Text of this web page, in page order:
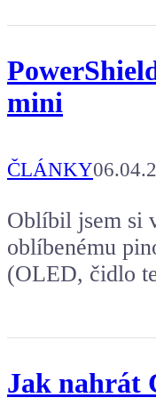
mini
ČLÁNKY
Oblíbil jsem si
oblíbenému
(OLED, čidlo
Jak nahrát